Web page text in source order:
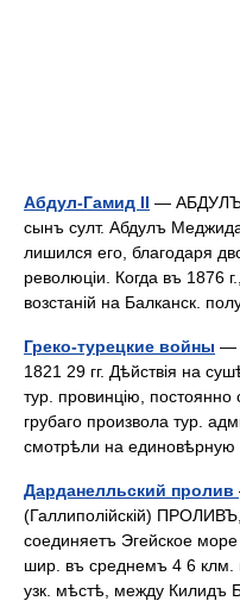
Абдул-Гамид II — АБДУЛЪ
сынъ султ. Абдулъ
лишился его, благодаря
революціи. Когда въ 1876
возстаній на Балканск.
Греко-турецкие войны —
1821 29 гг. Дѣйствія на
тур. провинцію,
грубаго произвола тур.
смотрѣли на
Дарданелльский пролив
(Галлиполійскій)
соединяетъ Эгейское
шир. въ среднемъ 4 6
узк. мѣстѣ, между Килидъ